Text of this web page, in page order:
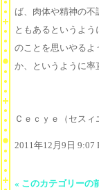
ば、肉体や精神の不
ともあるというよ
のことを思いやるよ
か、というように率
Ｃｅｃｙｅ（セスィ
2011年12月9日 9:07
« このカテゴリーの